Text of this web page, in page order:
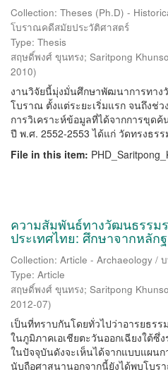
Collection: Theses (Ph.D) -
โบราณคดีสมัยประวัติศาสตร์
Type: Thesis
สฤษดิ์พงศ์ ขุนทรง; Saritpong
2010)
งานวิจัยนี้มุ่งมั่นศึกษาพัฒนาการทาง
โบราณ ตั้งแต่ระยะเริ่มแรก จนถึงช่
การวิเคราะห์ข้อมูลที่ได้จากการขุด
ปี พ.ศ. 2552-2553 ได้แก่ วัดทรงธร
File in this item:
ความสัมพันธ์ทางวัฒนธรรม
ประเทศไทย: ศึกษาจากหลั
Collection: Article - Archaeology /
Type: Article
สฤษดิ์พงศ์ ขุนทรง; Saritpong
2012-07)
เป็นที่ทราบกันโดยทั่วไปว่าอารยธร
ในภูมิภาคเอเชียตะวันออกเฉียงใต้ซึ่
ในปัจจุบันดังจะเห็นได้จากแบบแผน
นับถือศาสนานอกจากนี้ยังได้พบโบร